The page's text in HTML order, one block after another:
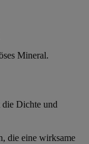
Mineral.
Dichte und
die eine wirksame